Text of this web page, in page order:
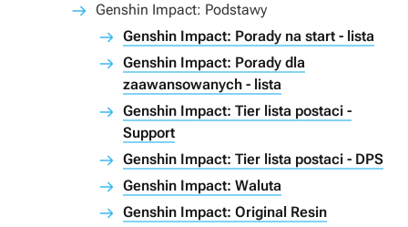
Genshin Impact: Podstawy
Genshin Impact: Porady na start - lista
Genshin Impact: Porady dla
zaawansowanych - lista
Genshin Impact: Tier lista postaci -
Support
Genshin Impact: Tier lista postaci - DPS
Genshin Impact: Waluta
Genshin Impact: Original Resin